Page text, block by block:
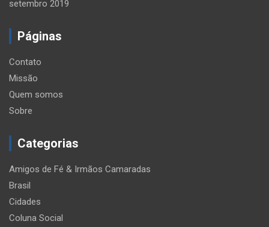
setembro 2019
Páginas
Contato
Missão
Quem somos
Sobre
Categorias
Amigos de Fé & Irmãos Camaradas
Brasil
Cidades
Coluna Social